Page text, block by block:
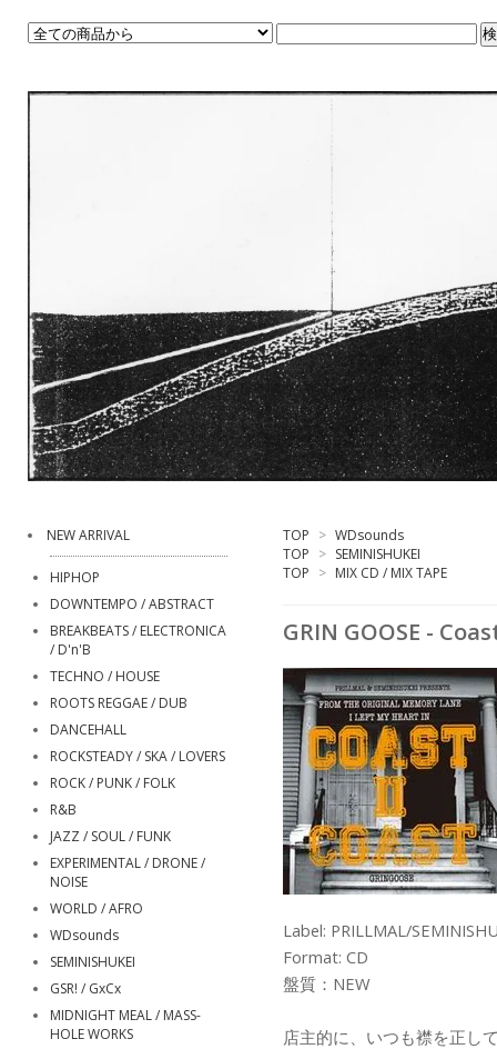
TOP > WDsounds
TOP > SEMINISHUKEI
TOP > MIX CD / MIX TAPE
GRIN GOOSE -
Label: PRILLMAL/
Format: CD
盤質：NEW
店主的に、いつも襟を正し
NEW ARRIVAL
HIPHOP
DOWNTEMPO / ABSTRACT
BREAKBEATS / ELECTRONICA
/ D'n'B
TECHNO / HOUSE
ROOTS REGGAE / DUB
DANCEHALL
ROCKSTEADY / SKA / LOVERS
ROCK / PUNK / FOLK
R&B
JAZZ / SOUL / FUNK
EXPERIMENTAL / DRONE /
NOISE
WORLD / AFRO
WDsounds
SEMINISHUKEI
GSR! / GxCx
MIDNIGHT MEAL / MASS-
HOLE WORKS